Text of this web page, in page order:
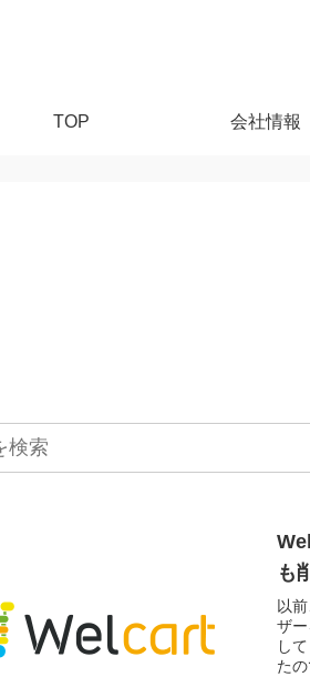
TOP 会社情報
も
以
ザ
し
た